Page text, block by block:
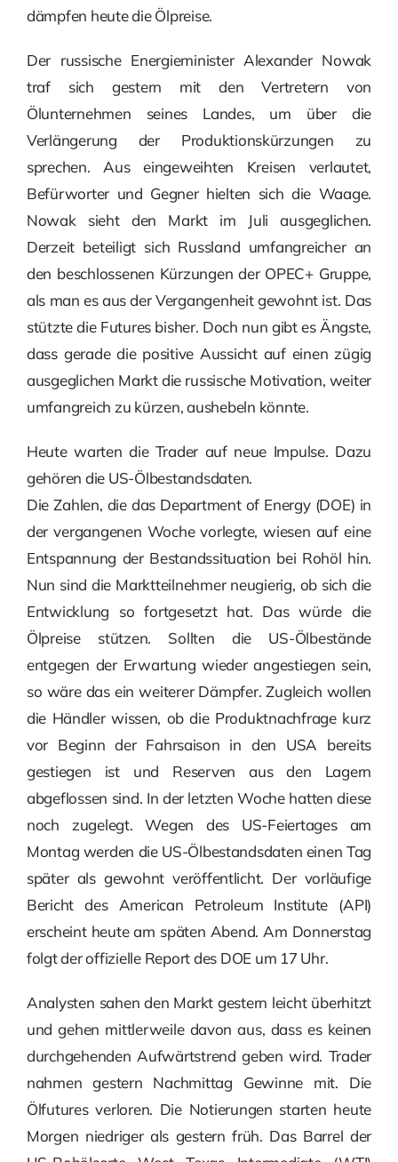
dämpfen heute die Ölpreise.
Der russische Energieminister Alexander Nowak
traf sich gestern mit den Vertretern von
Ölunternehmen seines Landes, um über die
Verlängerung der Produktionskürzungen zu
sprechen. Aus eingeweihten Kreisen verlautet,
Befürworter und Gegner hielten sich die Waage.
Nowak sieht den Markt im Juli ausgeglichen.
Derzeit beteiligt sich Russland umfangreicher an
den beschlossenen Kürzungen der OPEC+ Gruppe,
als man es aus der Vergangenheit gewohnt ist. Das
stützte die Futures bisher. Doch nun gibt es Ängste,
dass gerade die positive Aussicht auf einen zügig
ausgeglichen Markt die russische Motivation, weiter
umfangreich zu kürzen, aushebeln könnte.
Heute warten die Trader auf neue Impulse. Dazu
gehören die US-Ölbestandsdaten.
Die Zahlen, die das Department of Energy (DOE) in
der vergangenen Woche vorlegte, wiesen auf eine
Entspannung der Bestandssituation bei Rohöl hin.
Nun sind die Marktteilnehmer neugierig, ob sich die
Entwicklung so fortgesetzt hat. Das würde die
Ölpreise stützen. Sollten die US-Ölbestände
entgegen der Erwartung wieder angestiegen sein,
so wäre das ein weiterer Dämpfer. Zugleich wollen
die Händler wissen, ob die Produktnachfrage kurz
vor Beginn der Fahrsaison in den USA bereits
gestiegen ist und Reserven aus den Lagern
abgeflossen sind. In der letzten Woche hatten diese
noch zugelegt. Wegen des US-Feiertages am
Montag werden die US-Ölbestandsdaten einen Tag
später als gewohnt veröffentlicht. Der vorläufige
Bericht des American Petroleum Institute (API)
erscheint heute am späten Abend. Am Donnerstag
folgt der offizielle Report des DOE um 17 Uhr.
Analysten sahen den Markt gestern leicht überhitzt
und gehen mittlerweile davon aus, dass es keinen
durchgehenden Aufwärtstrend geben wird. Trader
nahmen gestern Nachmittag Gewinne mit. Die
Ölfutures verloren. Die Notierungen starten heute
Morgen niedriger als gestern früh. Das Barrel der